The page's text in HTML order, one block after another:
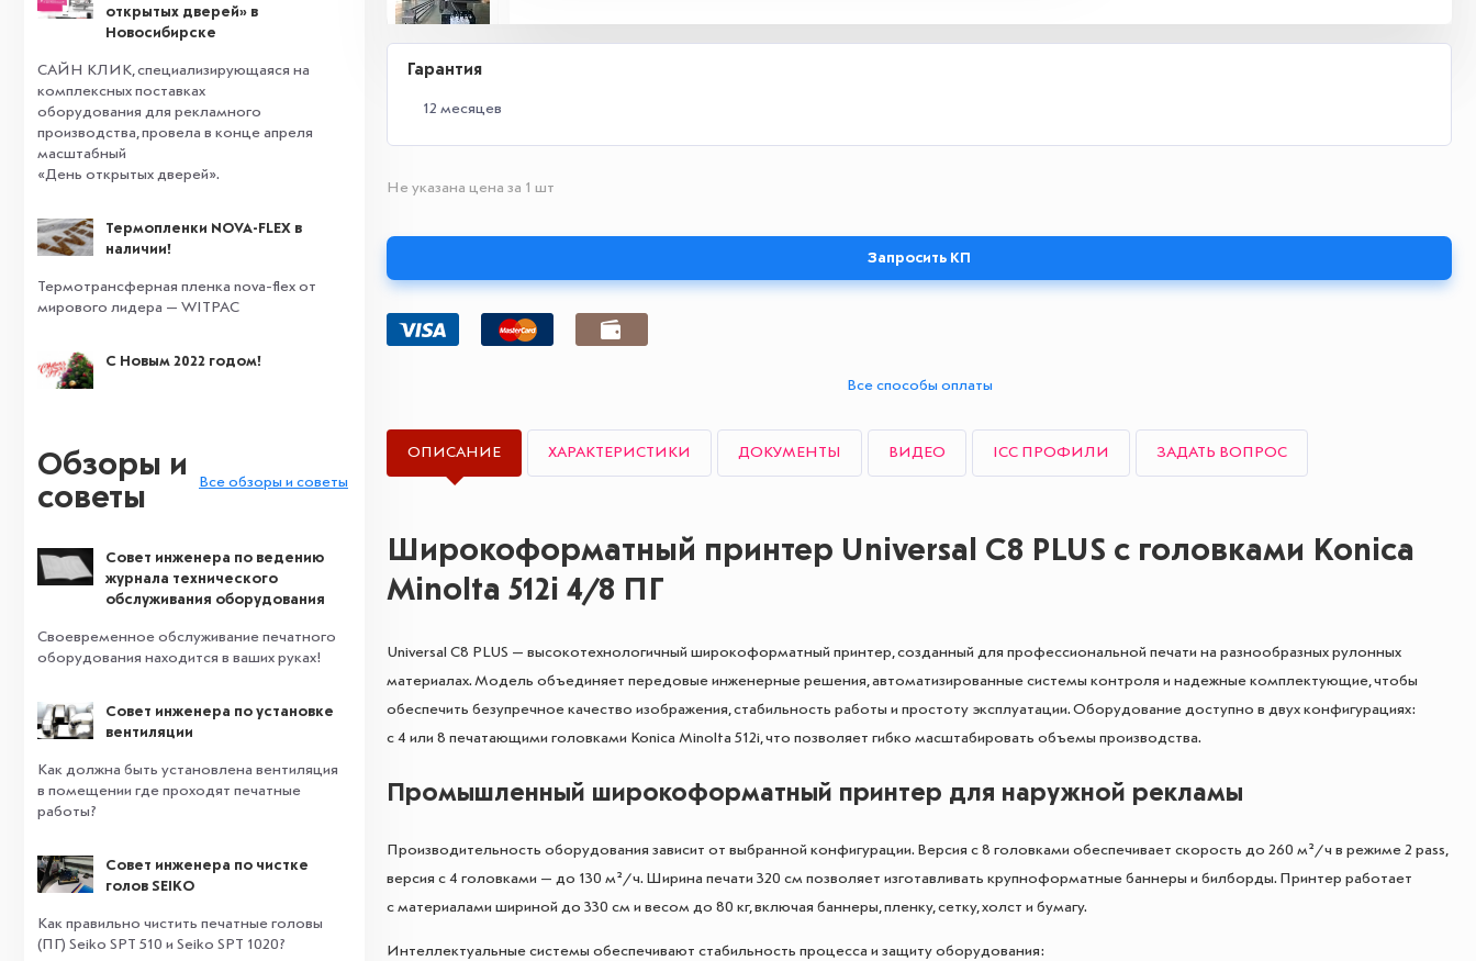
открытых дверей» в
Новосибирске
САЙН КЛИК, специализирующаяся на
комплексных поставках
оборудования для рекламного
производства, провела в конце апреля
масштабный
«День открытых дверей».
Термопленки NOVA-FLEX в
наличии!
Термотрансферная пленка nova-flex от
мирового лидера — WITPAC
С Новым 2022 годом!
Обзоры и
советы
Все обзоры и советы
Совет инженера по ведению
журнала технического
обслуживания оборудования
Своевременное обслуживание печатного
оборудования находится в ваших руках!
Совет инженера по установке
вентиляции
Как должна быть установлена вентиляция
в помещении где проходят печатные
работы?
Совет инженера по чистке
голов SEIKO
Как правильно чистить печатные головы
(ПГ) Seiko SPT 510 и Seiko SPT 1020?
Гарантия
12 месяцев
Не указана цена за 1 шт
Запросить КП
Все способы оплаты
ОПИСАНИЕ ХАРАКТЕРИСТИКИ ДОКУМЕНТЫ ВИДЕО ICC ПРОФИЛИ ЗАДАТЬ ВОПРОС
Широкоформатный принтер Universal C8 PLUS с головками Konica
Minolta 512i 4/8 ПГ
Universal C8 PLUS — высокотехнологичный широкоформатный принтер, созданный для профессиональной печати на разнообразных рулонных
материалах. Модель объединяет передовые инженерные решения, автоматизированные системы контроля и надежные комплектующие, чтобы
обеспечить безупречное качество изображения, стабильность работы и простоту эксплуатации. Оборудование доступно в двух конфигурациях:
с 4 или 8 печатающими головками Konica Minolta 512i, что позволяет гибко масштабировать объемы производства.
Промышленный широкоформатный принтер для наружной рекламы
Производительность оборудования зависит от выбранной конфигурации. Версия с 8 головками обеспечивает скорость до 260 м²/ч в режиме 2 pass,
версия с 4 головками — до 130 м²/ч. Ширина печати 320 см позволяет изготавливать крупноформатные баннеры и билборды. Принтер работает
с материалами шириной до 330 см и весом до 80 кг, включая баннеры, пленку, сетку, холст и бумагу.
Интеллектуальные системы обеспечивают стабильность процесса и защиту оборудования: